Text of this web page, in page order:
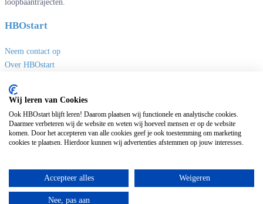
loopbaantrajecten.
HBOstart
Neem contact op
Over HBOstart
Disclaimer en privacy
Handige links
Sites van Keuzes
Deeltijdopleidingen
Universitaire opleidingen
MBO opleidingen
Wij leren van Cookies
Ook HBOstart blijft leren! Daarom plaatsen wij functionele en analytische cookies.
Daarmee verbeteren wij de website en weten wij hoeveel mensen er op de website
komen. Door het accepteren van alle cookies geef je ook toestemming om marketing
cookies te plaatsen. Hierdoor kunnen wij advertenties afstemmen op jouw interesses.
Accepteer alles Weigeren
Nee, pas aan